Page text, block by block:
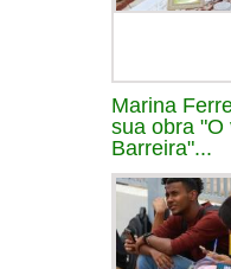
Marina
sua obra "O
Barreira"...